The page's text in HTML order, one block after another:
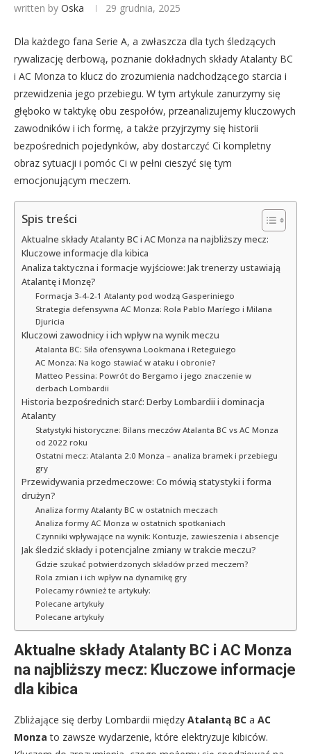
written by Oska 29 grudnia, 2025
Dla każdego fana Serie A, a zwłaszcza dla tych śledzących
rywalizację derbową, poznanie dokładnych składy Atalanty BC
i AC Monza to klucz do zrozumienia nadchodzącego starcia i
przewidzenia jego przebiegu. W tym artykule zanurzymy się
głęboko w taktykę obu zespołów, przeanalizujemy kluczowych
zawodników i ich formę, a także przyjrzymy się historii
bezpośrednich pojedynków, aby dostarczyć Ci kompletny
obraz sytuacji i pomóc Ci w pełni cieszyć się tym
emocjonującym meczem.
Spis treści
Aktualne składy Atalanty BC i AC Monza na najbliższy mecz:
Kluczowe informacje dla kibica
Analiza taktyczna i formacje wyjściowe: Jak trenerzy ustawiają
Atalantę i Monzę?
Formacja 3-4-2-1 Atalanty pod wodzą Gasperiniego
Strategia defensywna AC Monza: Rola Pablo Maríego i Milana
Djuricia
Kluczowi zawodnicy i ich wpływ na wynik meczu
Atalanta BC: Siła ofensywna Lookmana i Reteguiego
AC Monza: Na kogo stawiać w ataku i obronie?
Matteo Pessina: Powrót do Bergamo i jego znaczenie w
derbach Lombardii
Historia bezpośrednich starć: Derby Lombardii i dominacja
Atalanty
Statystyki historyczne: Bilans meczów Atalanta BC vs AC Monza
od 2022 roku
Ostatni mecz: Atalanta 2:0 Monza – analiza bramek i przebiegu
gry
Przewidywania przedmeczowe: Co mówią statystyki i forma
drużyn?
Analiza formy Atalanty BC w ostatnich meczach
Analiza formy AC Monza w ostatnich spotkaniach
Czynniki wpływające na wynik: Kontuzje, zawieszenia i absencje
Jak śledzić składy i potencjalne zmiany w trakcie meczu?
Gdzie szukać potwierdzonych składów przed meczem?
Rola zmian i ich wpływ na dynamikę gry
Polecamy również te artykuły:
Polecane artykuły
Polecane artykuły
Aktualne składy Atalanty BC i AC Monza
na najbliższy mecz: Kluczowe informacje
dla kibica
Zbliżające się derby Lombardii między Atalantą BC a AC
Monza to zawsze wydarzenie, które elektryzuje kibiców.